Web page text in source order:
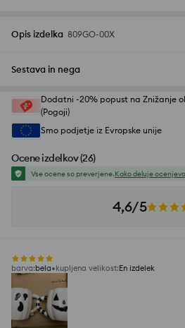
Opis izdelka 809GO-00X
Sestava in nega
Dodatni -20% popust na Znižanje
(Pogoji)
Smo podjetje iz Evropske unije
Ocene izdelkov(26)
Vse ocene so preverjene.Kako deluje
4,6/5
barva:bela kupljena velikost:En izdelek